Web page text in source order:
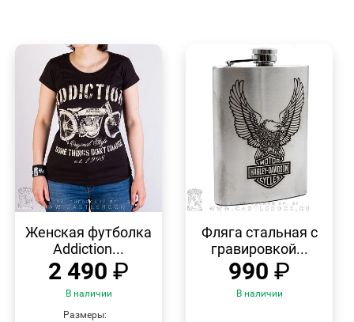
ПРОСМОТР
Женская футболка
Addiction...
2 490 ₽
В наличии
Размеры:
ПРОСМОТР
Фляга стальная с
гравировкой...
990 ₽
В наличии